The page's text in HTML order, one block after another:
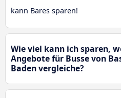
kann Bares sparen!
Wie viel kann ich sparen,
Angebote für Busse von
Baden vergleiche?